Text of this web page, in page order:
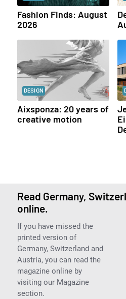
Fashion Finds: August
2026
DESIGN
Aixsponza: 20 years of
creative motion
Read Germany,
online.
If you have missed the
printed version of
Germany, Switzerland and
Austria, you can read the
magazine online by
visiting our Magazine
section.